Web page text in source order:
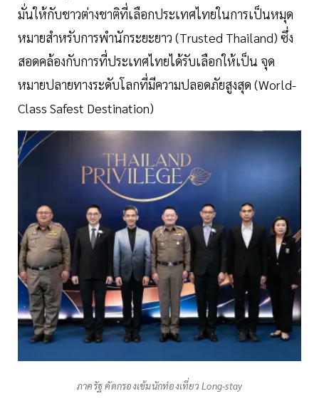
มั่นให้กับชาวต่างชาติที่เลือกประเทศไทยในการเป็นหมุด
หมายสำหรับการพำนักระยะยาว (Trusted Thailand) ซึ่ง
สอดคล้องกับการที่ประเทศไทยได้รับเลือกให้เป็น จุด
หมายปลายทางระดับโลกที่มีความปลอดภัยสูงสุด (World-
Class Safest Destination)
ภาครัฐ คัดกรองเข้มนักท่องเที่ยว Long-stay